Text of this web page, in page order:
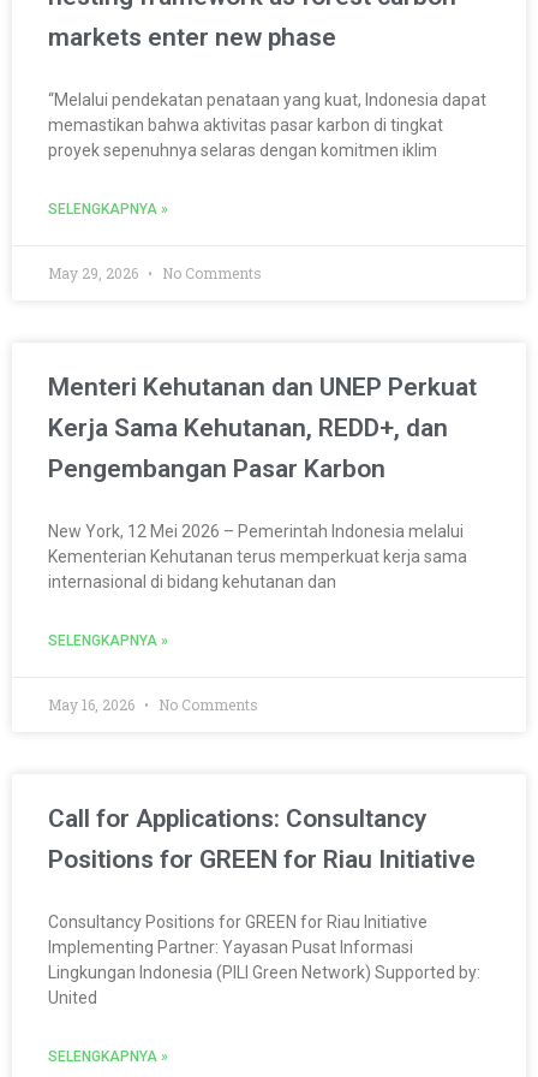
markets enter new phase
“Melalui pendekatan penataan yang kuat, Indonesia dapat
memastikan bahwa aktivitas pasar karbon di tingkat
proyek sepenuhnya selaras dengan komitmen iklim
SELENGKAPNYA »
May 29, 2026 No Comments
Menteri Kehutanan dan UNEP Perkuat
Kerja Sama Kehutanan, REDD+, dan
Pengembangan Pasar Karbon
New York, 12 Mei 2026 – Pemerintah Indonesia melalui
Kementerian Kehutanan terus memperkuat kerja sama
internasional di bidang kehutanan dan
SELENGKAPNYA »
May 16, 2026 No Comments
Call for Applications: Consultancy
Positions for GREEN for Riau Initiative
Consultancy Positions for GREEN for Riau Initiative
Implementing Partner: Yayasan Pusat Informasi
Lingkungan Indonesia (PILI Green Network) Supported by:
United
SELENGKAPNYA »